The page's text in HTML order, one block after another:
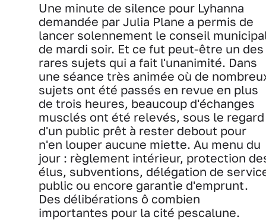
Une minute de silence pour Lyhanna
demandée par Julia Plane a permis de
lancer solennement le conseil
de mardi soir. Et ce fut peut-être un des
rares sujets qui a fait l'unanimité. Dans
une séance très animée où de
sujets ont été passés en revue en plus
de trois heures, beaucoup d'échanges
musclés ont été relevés, sous le regard
d'un public prêt à rester debout pour
n'en louper aucune miette. Au menu du
jour : règlement intérieur, protection
élus, subventions, délégation de
public ou encore garantie d'emprunt.
Des délibérations ô combien
importantes pour la cité pescalune.